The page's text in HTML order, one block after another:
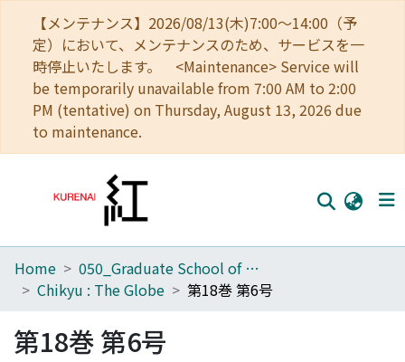
【メンテナンス】2026/08/13(木)7:00～14:00（予
定）において、メンテナンスのため、サービスを一
時停止いたします。 <Maintenance> Service will
be temporarily unavailable from 7:00 AM to 2:00
PM (tentative) on Thursday, August 13, 2026 due
to maintenance.
Home
Browse
Home
050_Graduate School of Science
Chikyu : The Globe
第18巻 第6号
第18巻 第6号